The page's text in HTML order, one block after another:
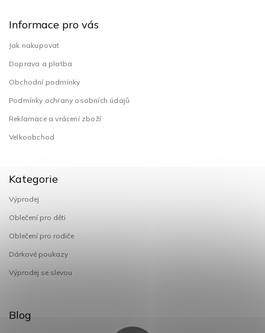
Informace pro vás
Jak nakupovat
Doprava a platba
Obchodní podmínky
Podmínky ochrany osobních údajů
Reklamace a vrácení zboží
Velkoobchod
Kategorie
Výprodej
Oblečení pro děti
Oblečení pro rodiče
Dárkové poukazy
Výprodej se slevou
Blog